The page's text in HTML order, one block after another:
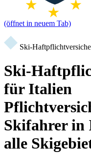
(öffnet in neuem Tab)
Ski-
Ski-
für Italien
Skifahrer in
alle